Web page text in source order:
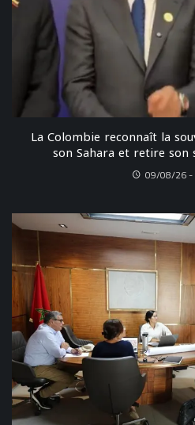
La Colombie reconnaît la
son Sahara et retire son
09/08/26 -